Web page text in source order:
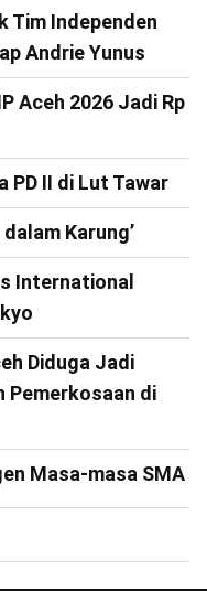
Tim Independen
Andrie Yunus
Aceh 2026 Jadi Rp
PD II di Lut Tawar
Karung’
International
Diduga Jadi
Pemerkosaan di
Masa-masa SMA